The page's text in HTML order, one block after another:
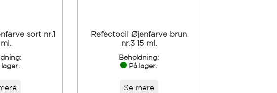
sort nr.1
ml.
lager.
Refectocil Øjenfarve brun
nr.3 15 ml.
Beholdning:
På lager.
Se mere